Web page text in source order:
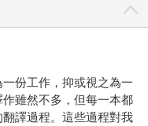
份工作，抑或視之為一
雖然不多，但每一本都
譯過程。這些過程對我